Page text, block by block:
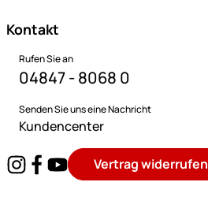
Kontakt
Rufen Sie an
04847 - 8068 0
Senden Sie uns eine Nachricht
Kundencenter
Vertrag widerrufen